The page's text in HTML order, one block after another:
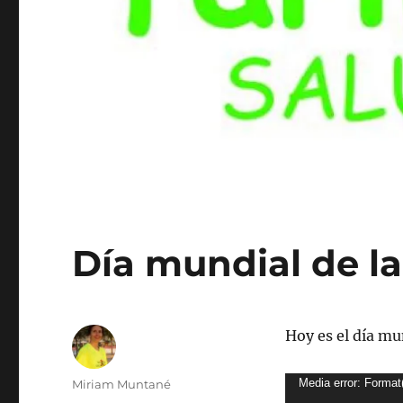
Día mundial de
Hoy es el día
Reproductor
Media error:
Autor
Miriam Muntané